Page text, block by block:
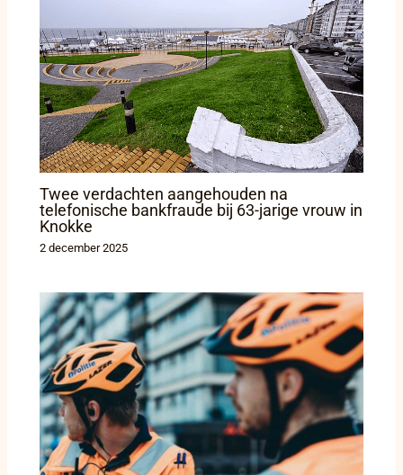
Twee verdachten aangehouden na
telefonische bankfraude bij 63-jarige vrouw in
Knokke
2 december 2025